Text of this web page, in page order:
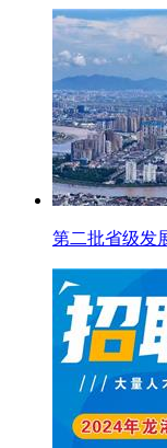
第二批省级发